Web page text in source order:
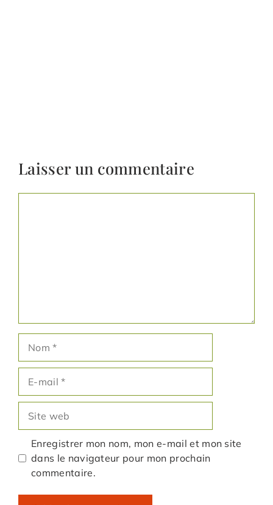
Laisser un commentaire
mail
web
Enregistrer mon nom, mon e-mail et mon site
dans le navigateur pour mon prochain
commentaire.